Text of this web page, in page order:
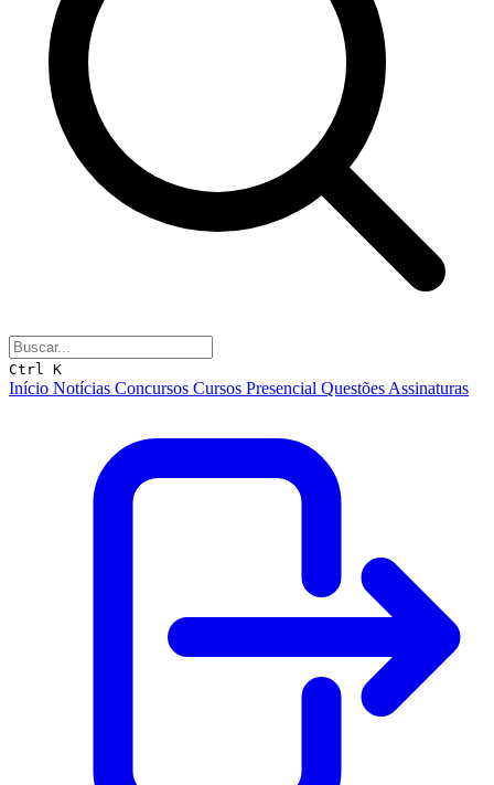
Ctrl K
Início Notícias Concursos Cursos Presencial Questões Assinaturas